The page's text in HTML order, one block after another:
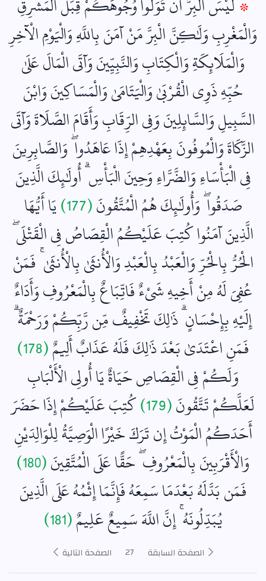
وَالْمَغْرِبِ وَلَٰكِنَّ الْبِرَّ مَنْ آمَنَ بِاللَّهِ وَالْيَوْمِ الْآخِرِ
وَالْمَلَائِكَةِ وَالْكِتَابِ وَالنَّبِيِّينَ وَآتَى الْمَالَ عَلَىٰ
حُبِّهِ ذَوِي الْقُرْبَىٰ وَالْيَتَامَىٰ وَالْمَسَاكِينَ وَابْنَ
السَّبِيلِ وَالسَّائِلِينَ وَفِي الرِّقَابِ وَأَقَامَ الصَّلَاةَ وَآتَى
الزَّكَاةَ وَالْمُوفُونَ بِعَهْدِهِمْ إِذَا عَاهَدُوا ۖ وَالصَّابِرِينَ
فِي الْبَأْسَاءِ وَالضَّرَّاءِ وَحِينَ الْبَأْسِ ۗ أُولَٰئِكَ الَّذِينَ
صَدَقُوا ۖ وَأُولَٰئِكَ هُمُ الْمُتَّقُونَ(177)
يَا أَيُّهَا
الَّذِينَ آمَنُوا كُتِبَ عَلَيْكُمُ الْقِصَاصُ فِي الْقَتْلَى ۖ
الْحُرُّ بِالْحُرِّ وَالْعَبْدُ بِالْعَبْدِ وَالْأُنثَىٰ بِالْأُنثَىٰ ۚ فَمَنْ
عُفِيَ لَهُ مِنْ أَخِيهِ شَيْءٌ فَاتِّبَاعٌ بِالْمَعْرُوفِ وَأَدَاءٌ
إِلَيْهِ بِإِحْسَانٍ ۗ ذَٰلِكَ تَخْفِيفٌ مِّن رَّبِّكُمْ وَرَحْمَةٌ ۗ
فَمَنِ اعْتَدَىٰ بَعْدَ ذَٰلِكَ فَلَهُ عَذَابٌ أَلِيمٌ(178)
وَلَكُمْ فِي الْقِصَاصِ حَيَاةٌ يَا أُولِي الْأَلْبَابِ
لَعَلَّكُمْ تَتَّقُونَ(179)
كُتِبَ عَلَيْكُمْ إِذَا حَضَرَ
أَحَدَكُمُ الْمَوْتُ إِن تَرَكَ خَيْرًا الْوَصِيَّةُ لِلْوَالِدَيْنِ
وَالْأَقْرَبِينَ بِالْمَعْرُوفِ ۖ حَقًّا عَلَى الْمُتَّقِينَ(180)
فَمَن بَدَّلَهُ بَعْدَمَا سَمِعَهُ فَإِنَّمَا إِثْمُهُ عَلَى الَّذِينَ
يُبَدِّلُونَهُ ۚ إِنَّ اللَّهَ سَمِيعٌ عَلِيمٌ(181)
الصفحة السابقة 27 الصفحة التالية